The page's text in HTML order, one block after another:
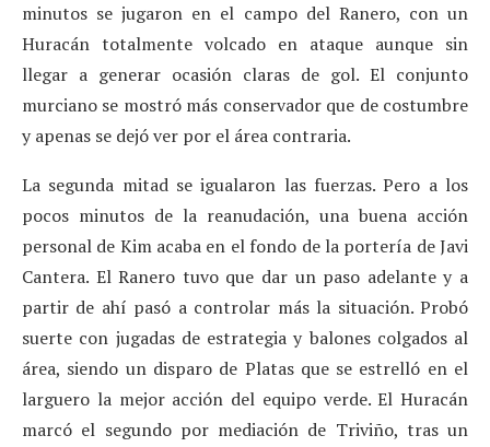
minutos se jugaron en el campo del Ranero, con un
Huracán totalmente volcado en ataque aunque sin
llegar a generar ocasión claras de gol. El conjunto
murciano se mostró más conservador que de costumbre
y apenas se dejó ver por el área contraria.
La segunda mitad se igualaron las fuerzas. Pero a los
pocos minutos de la reanudación, una buena acción
personal de Kim acaba en el fondo de la portería de Javi
Cantera. El Ranero tuvo que dar un paso adelante y a
partir de ahí pasó a controlar más la situación. Probó
suerte con jugadas de estrategia y balones colgados al
área, siendo un disparo de Platas que se estrelló en el
larguero la mejor acción del equipo verde. El Huracán
marcó el segundo por mediación de Triviño, tras un